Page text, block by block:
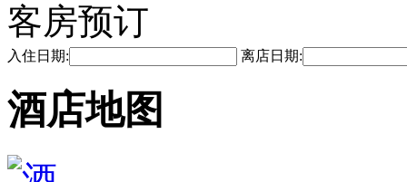
客房预订
入住日期: 离店日期:
酒店地图